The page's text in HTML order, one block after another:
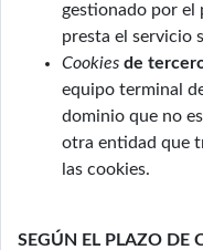
gestionado por el
presta el servicio
Cookies de
equipo terminal
dominio que no
otra entidad que
las cookies.
SEGÚN EL PLAZO DE